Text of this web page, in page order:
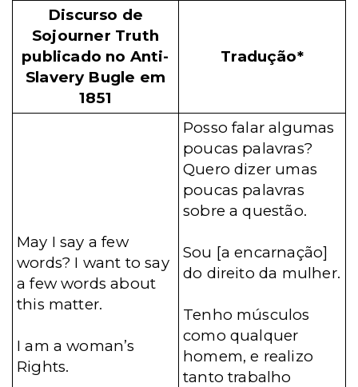
Discurso de
Sojourner Truth
publicado no Anti-
Slavery Bugle em
1851
Tradução*
May I say a few
words? I want to say
a few words about
this matter.
I am a woman’s
Rights.
Posso falar algumas
poucas palavras?
Quero dizer umas
poucas palavras
sobre a questão.
Sou [a encarnação]
do direito da mulher.
Tenho músculos
como qualquer
homem, e realizo
tanto trabalho